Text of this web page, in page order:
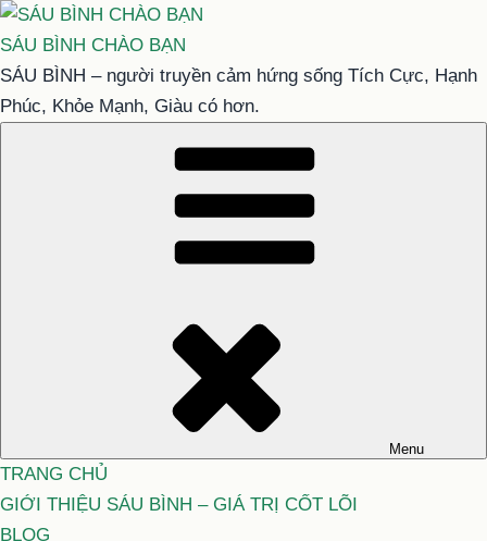
Chuyển
đến
phần
nội
SÁU BÌNH CHÀO BẠN
SÁU BÌNH – người truyền cảm hứng sống Tích Cực, Hạnh
Phúc, Khỏe Mạnh, Giàu có hơn.
Menu
TRANG CHỦ
GIỚI THIỆU SÁU BÌNH – GIÁ TRỊ CỐT LÕI
BLOG